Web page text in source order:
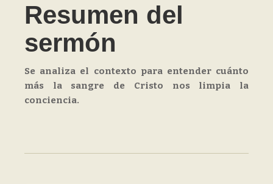
Resumen del
sermón
Se analiza el contexto para entender cuánto
más la sangre de Cristo nos limpia la
conciencia.